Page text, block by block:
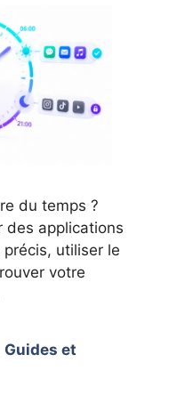
du temps ?
des applications
utiliser le
votre
Guides et